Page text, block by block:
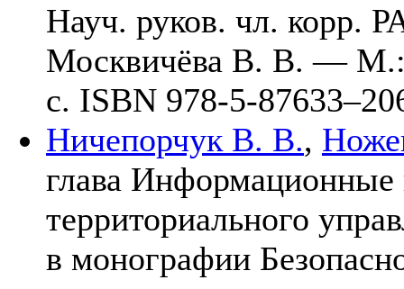
Науч. руков. чл. корр.
Москвичёва В. В. —
с. ISBN 978-5-876
Ничепорчук В. В.,
глава
территориального
в монографии